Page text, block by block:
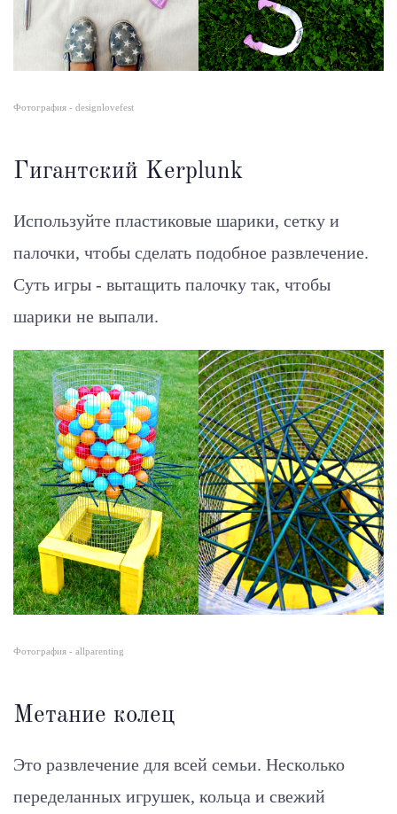
Фотография - designlovefest
Гигантский Kerplunk
Используйте пластиковые шарики, сетку и
палочки, чтобы сделать подобное развлечение.
Суть игры - вытащить палочку так, чтобы
шарики не выпали.
Фотография - allparenting
Метание колец
Это развлечение для всей семьи. Несколько
переделанных игрушек, кольца и свежий